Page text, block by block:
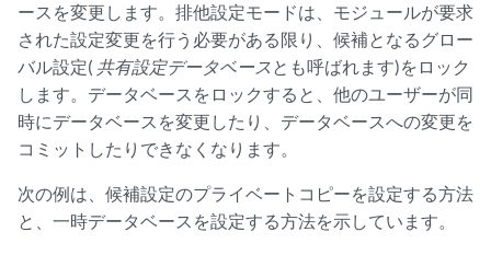
ースを変更します。排他設定モードは、モジュールが要求
された設定変更を行う必要がある限り、候補となるグロー
バル設定( 共有設定データベースとも呼ばれます)をロック
します。データベースをロックすると、他のユーザーが同
時にデータベースを変更したり、データベースへの変更を
コミットしたりできなくなります。
次の例は、候補設定のプライベートコピーを設定する方法
と、一時データベースを設定する方法を示しています。